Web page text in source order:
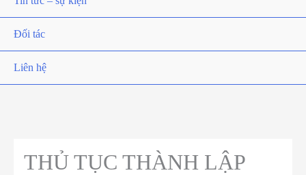
Đối tác
Liên hệ
THỦ TỤC THÀNH LẬP